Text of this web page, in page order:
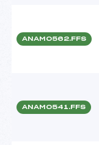
ANAM0562.FFS
ANAM0541.FFS